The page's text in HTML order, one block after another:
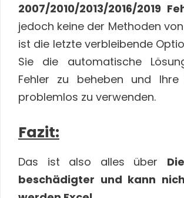
2007/2010/2013/2016/2019
jedoch keine der Methoden
ist die letzte verbleibende
Sie die automatische
Fehler zu beheben und Ihre
problemlos zu verwenden.
Fazit:
Das ist also alles über
beschädigter und kann